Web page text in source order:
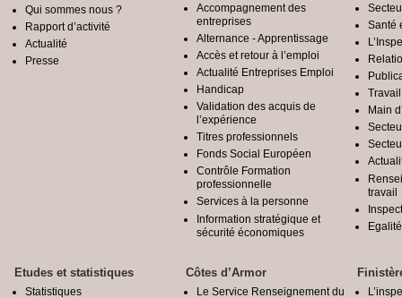
Qui sommes nous ?
Rapport d’activité
Actualité
Presse
Accompagnement des
entreprises
Alternance - Apprentissage
Accès et retour à l’emploi
Actualité Entreprises Emploi
Handicap
Validation des acquis de
l’expérience
Titres professionnels
Fonds Social Européen
Contrôle Formation
professionnelle
Services à la personne
Information stratégique et
sécurité économiques
Santé
Main
travail
Etudes et statistiques
Statistiques
Côtes d’Armor
Le Service Renseignement du